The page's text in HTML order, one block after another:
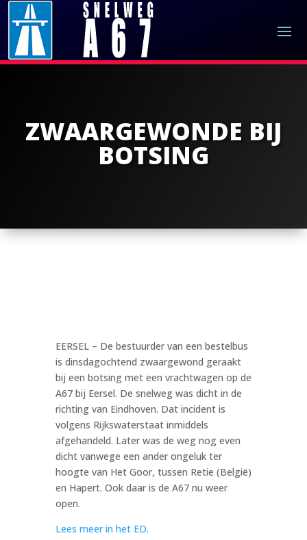
ZWAARGEWONDE BIJ
BOTSING
EERSEL – De bestuurder van een bestelbus
is dinsdagochtend zwaargewond geraakt
bij een botsing met een vrachtwagen op de
A67 bij Eersel. De snelweg was dicht in de
richting van Eindhoven. Dat incident is
volgens Rijkswaterstaat inmiddels
afgehandeld. Later was de weg nog even
dicht vanwege een ander ongeluk ter
hoogte van Het Goor, tussen Retie (België)
en Hapert. Ook daar is de A67 nu weer
open.
Lees meer in het ED.